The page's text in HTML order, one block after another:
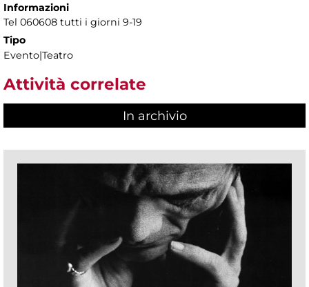
Informazioni
Tel 060608 tutti i giorni 9-19
Tipo
Evento|Teatro
Attività correlate
In archivio